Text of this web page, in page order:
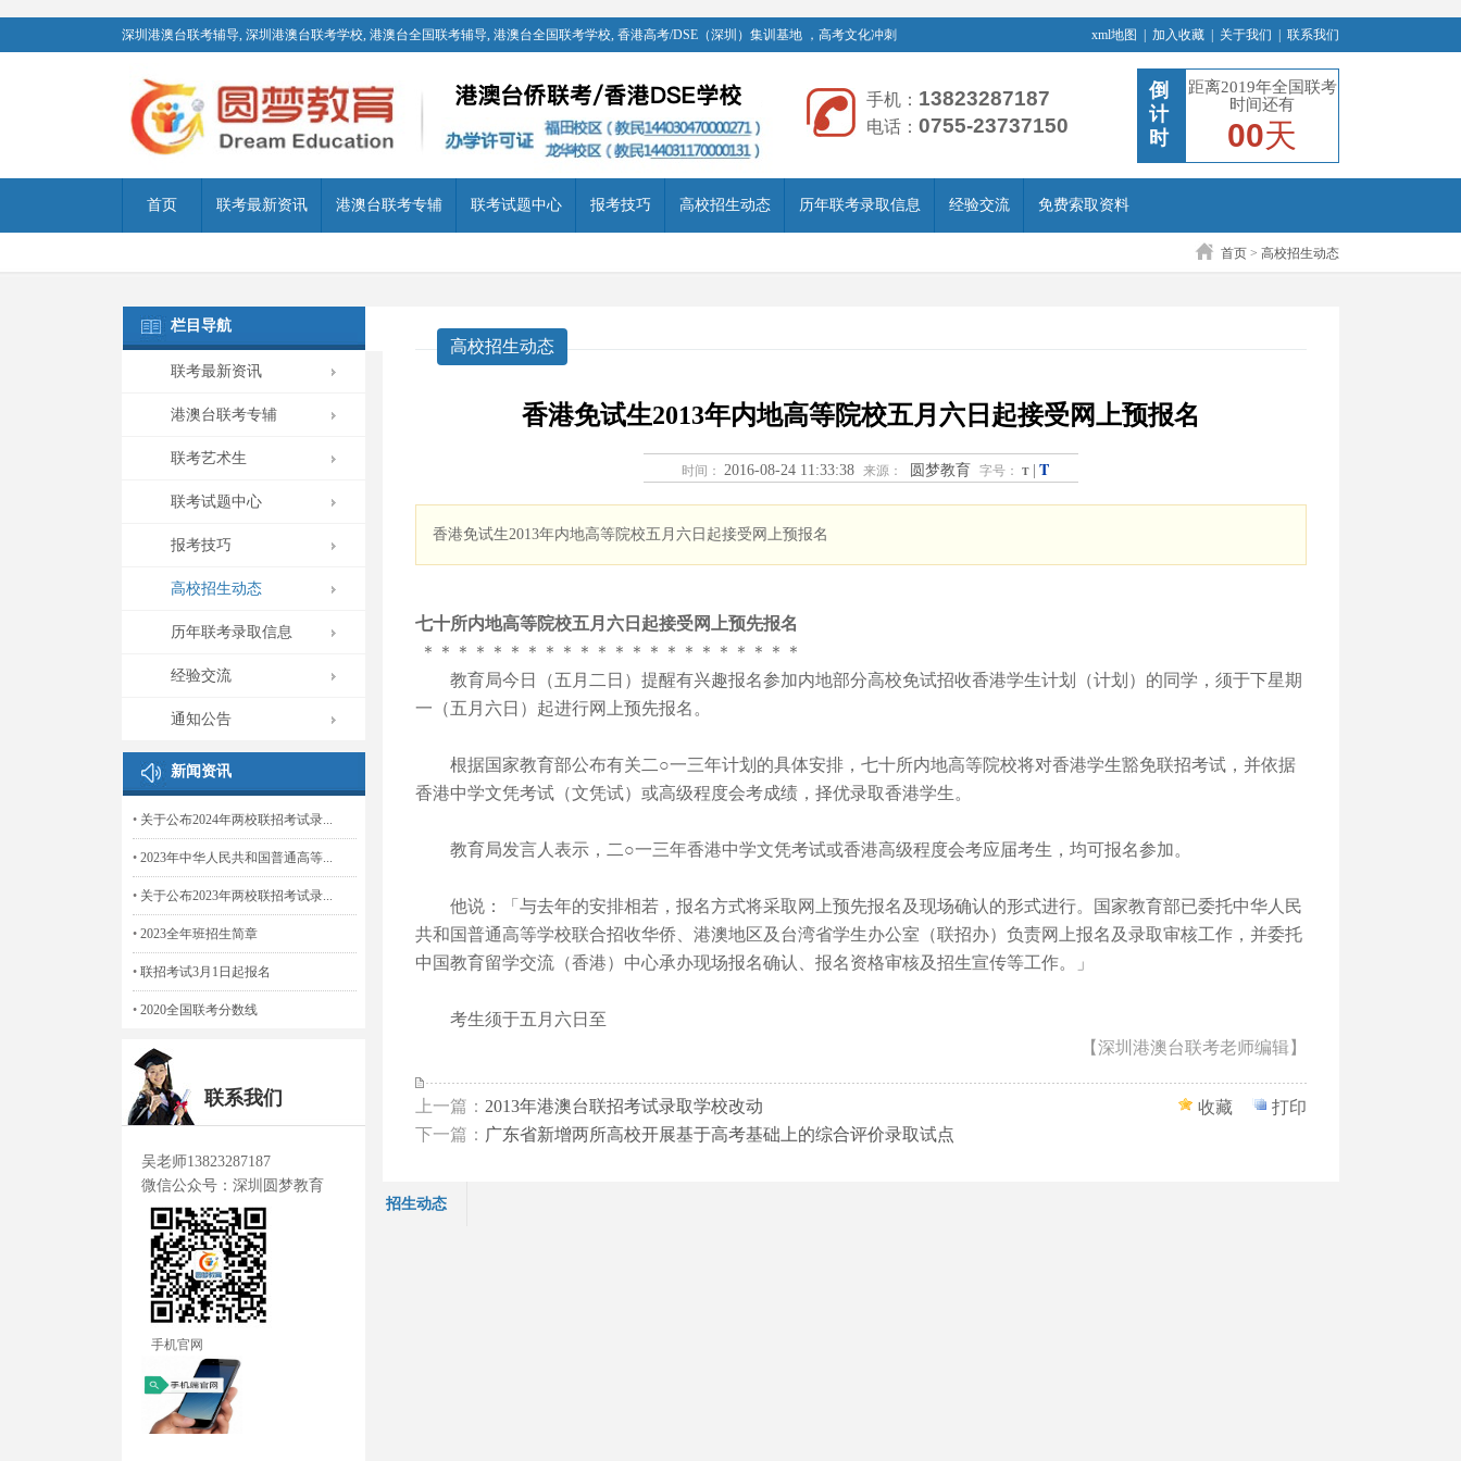
深圳港澳台联考辅导, 深圳港澳台联考学校, 港澳台全国联考辅导, 港澳台全国联考学校, 香港高考/DSE（深圳）集训基地 ，高考文化冲刺 xml地图 加入收藏 关于我们 联系我们
手机： 13823287187
电话： 0755-23737150
倒
计
时
距离2019年全国联考
时间还有
00天
首页 联考最新资讯 港澳台联考专辅 联考试题中心 报考技巧 高校招生动态 历年联考录取信息 经验交流 免费索取资料
首页 > 高校招生动态
栏目导航
联考最新资讯
港澳台联考专辅
联考艺术生
联考试题中心
报考技巧
高校招生动态
历年联考录取信息
经验交流
通知公告
新闻资讯
• 关于公布2024年两校联招考试录...
• 2023年中华人民共和国普通高等...
• 关于公布2023年两校联招考试录...
• 2023全年班招生简章
• 联招考试3月1日起报名
• 2020全国联考分数线
联系我们
吴老师13823287187
微信公众号：深圳圆梦教育
手机官网
高校招生动态
香港免试生2013年内地高等院校五月六日起接受网上预报名
时间： 2016-08-24 11:33:38 来源： 圆梦教育 字号： T T
香港免试生2013年内地高等院校五月六日起接受网上预报名
七十所内地高等院校五月六日起接受网上预先报名
＊＊＊＊＊＊＊＊＊＊＊＊＊＊＊＊＊＊＊＊＊＊
教育局今日（五月二日 ）提醒有兴趣报名参加内地部分高校免试招收香港学生计划（计划）的同学，须于下星期
一（五月六日 ）起进行网上预先报名。
根据国家教育部公布有关二○一三年计划的具体安排，七十所内地高等院校将对香港学生豁免联招考试，并依据
香港中学文凭考试（文凭试）或高级程度会考成绩，择优录取香港学生。
教育局发言人表示，二○一三年香港中学文凭考试或香港高级程度会考应届考生，均可报名参加。
他说：「与去年的安排相若，报名方式将采取网上预先报名及现场确认的形式进行。国家教育部已委托中华人民
共和国普通高等学校联合招收华侨、港澳地区及台湾省学生办公室（联招办）负责网上报名及录取审核工作，并委托
中国教育留学交流（香港）中心承办现场报名确认、报名资格审核及招生宣传等工作。」
考生须于五月六日 至
【深圳港澳台联考老师编辑】
上一篇： 2013年港澳台联招考试录取学校改动
下一篇： 广东省新增两所高校开展基于高考基础上的综合评价录取试点
收藏 打印
招生动态